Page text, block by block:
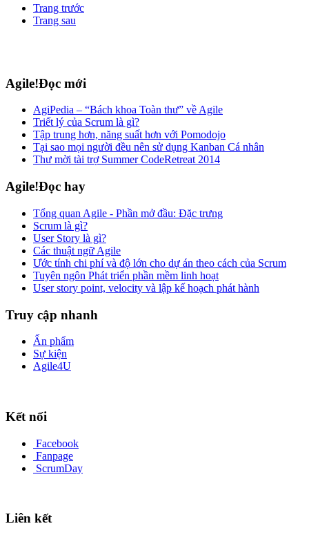
Trang trước
Trang sau
Agile!Đọc mới
AgiPedia – “Bách khoa Toàn thư” về Agile
Triết lý của Scrum là gì?
Tập trung hơn, năng suất hơn với Pomodojo
Tại sao mọi người đều nên sử dụng Kanban Cá nhân
Thư mời tài trợ Summer CodeRetreat 2014
Agile!Đọc hay
Tổng quan Agile - Phần mở đầu: Đặc trưng
Scrum là gì?
User Story là gì?
Các thuật ngữ Agile
Ước tính chi phí và độ lớn cho dự án theo cách của Scrum
Tuyên ngôn Phát triển phần mềm linh hoạt
User story point, velocity và lập kế hoạch phát hành
Truy cập nhanh
Ấn phẩm
Sự kiện
Agile4U
Kết nối
Facebook
Fanpage
ScrumDay
Liên kết